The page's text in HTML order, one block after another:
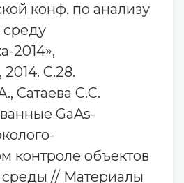
конф. по анализу
среду
2014»,
С.28.
Сатаева С.С.
GaAs-
контроле объектов
// Материалы